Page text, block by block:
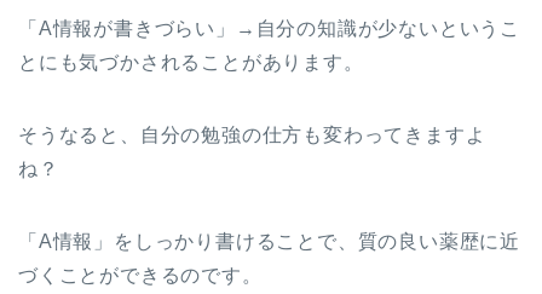
「A情報が書きづらい」→自分の知識が少ないというこ
とにも気づかされることがあります。
そうなると、自分の勉強の仕方も変わってきますよ
ね？
「A情報」をしっかり書けることで、質の良い薬歴に近
づくことができるのです。